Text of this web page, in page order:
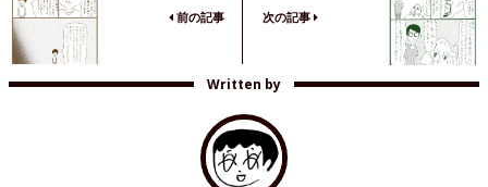
前の記事 次の記事
Written by